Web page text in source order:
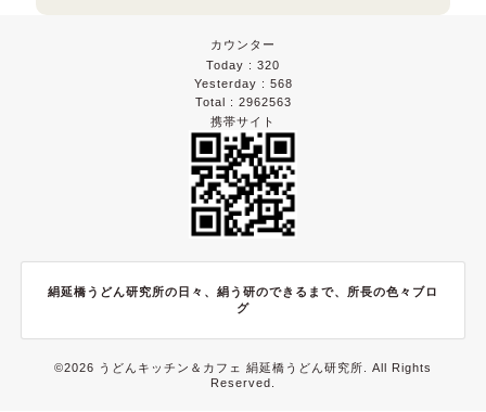
カウンター
Today : 320
Yesterday : 568
Total : 2962563
携帯サイト
絹延橋うどん研究所の日々、絹う研のできるまで、所長の色々ブロ
グ
©2026 うどんキッチン＆カフェ 絹延橋うどん研究所 . All Rights
Reserved.